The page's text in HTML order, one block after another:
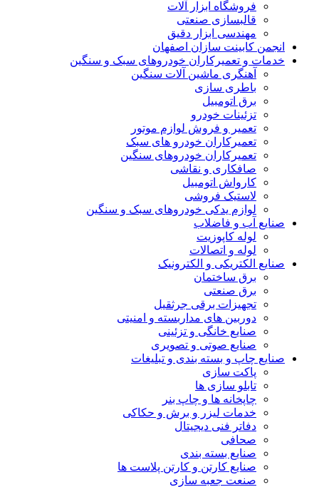
فروشگاه ابزار آلات
قالبسازی صنعتی
مهندسی ابزار دقیق
انجمن کابینت سازان اصفهان
خدمات و تعمیرکاران خودروهای سبک و سنگین
آهنگری ماشین آلات سنگین
باطری سازی
برق اتومبیل
تزئینات خودرو
تعمیر و فروش لوازم موتور
تعمیرکاران خودرو های سبک
تعمیرکاران خودروهای سنگین
صافکاری و نقاشی
کارواش اتومبیل
لاستیک فروشی
لوازم یدکی خودروهای سبک و سنگین
صنایع آب و فاضلاب
لوله کاپوزیت
لوله و اتصالات
صنایع الکتریکی و الکترونیک
برق ساختمان
برق صنعتی
تجهیزات برقی جرثقیل
دوربین های مداربسته و امنیتی
صنایع خانگی و تزئینی
صنایع صوتی و تصویری
صنایع چاپ و بسته بندی و تبلیغات
پاکت سازی
تابلو سازی ها
چاپخانه ها و چاپ بنر
خدمات لیزر و برش و حکاکی
دفاتر فنی دیجیتال
صحافی
صنایع بسته بندی
صنایع کارتن و کارتن پلاست ها
صنعت جعبه سازی